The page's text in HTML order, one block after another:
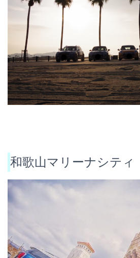
和歌山マリーナシティ